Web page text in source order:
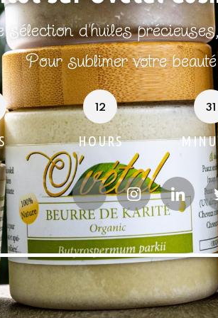
sélection d’huiles
Pour sublimer votre
12
HOURS
31